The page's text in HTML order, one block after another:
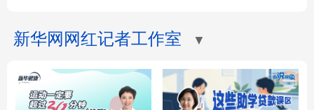
新华网网红记者工作室 ▼